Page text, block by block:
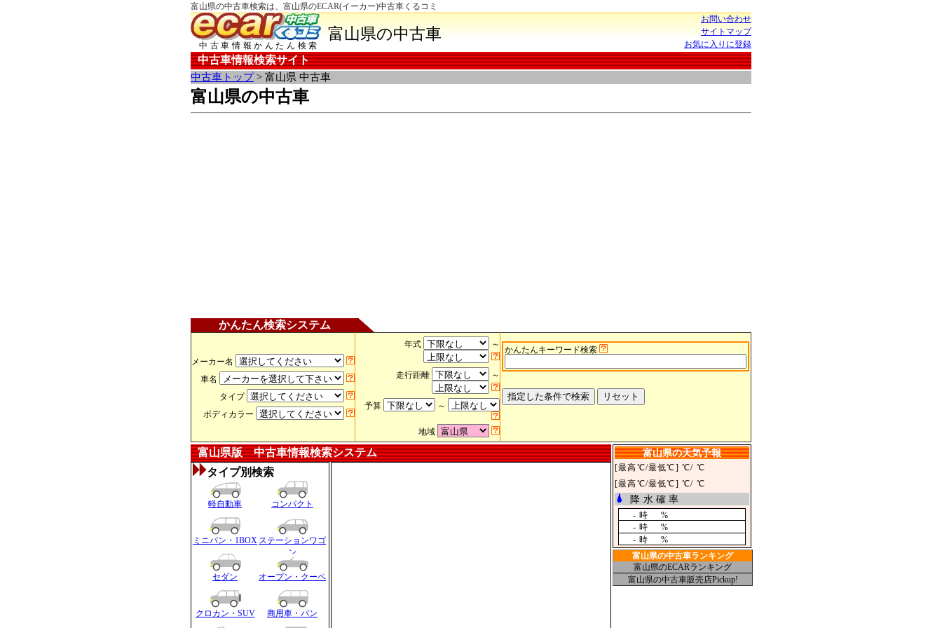
富山県の中古車検索は、富山県のECAR(イーカー)中古車くるコミ
中古車情報かんたん検索
富山県の中古車
お問い合わせ
サイトマップ
お気に入りに登録
中古車情報検索サイト
中古車トップ> 富山県 中古車
富山県の中古車
かんたん検索システム
メーカー名
車名
タイプ
ボディカラー
年式 ～
走行距離 ～
予算 ～
地域
かんたんキーワード検索
富山県版 中古車情報検索システム
タイプ別検索
軽自動車 コンパクト
ミニバン・1BOX ステーションワゴ
ン
セダン オープン・クーペ
クロカン・SUV 商用車・バン
富山県の天気予報
[最高℃/最低℃] ℃/ ℃
[最高℃/最低℃] ℃/ ℃
降水確率
-時%
-時%
-時%
富山県の中古車ランキング
富山県のECARランキング
富山県の中古車販売店Pickup!